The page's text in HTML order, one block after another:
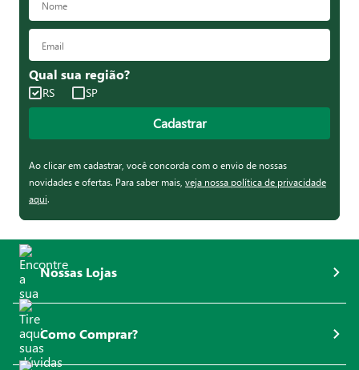
Qual sua região?
RS SP
Cadastrar
Ao clicar em cadastrar, você concorda com o envio de nossas
novidades e ofertas. Para saber mais, veja nossa política de privacidade
aqui.
Nossas Lojas
Como Comprar?